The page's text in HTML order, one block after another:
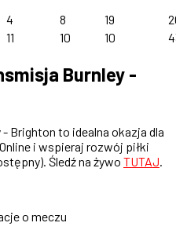
4 8 19
11 10 10
Burnley -
Brighton to idealna okazja dla
i wspieraj rozwój piłki
Śledź na żywo TUTAJ
o meczu